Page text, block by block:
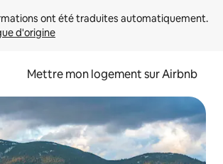
d'origine
Mettre mon logement sur Airbnb